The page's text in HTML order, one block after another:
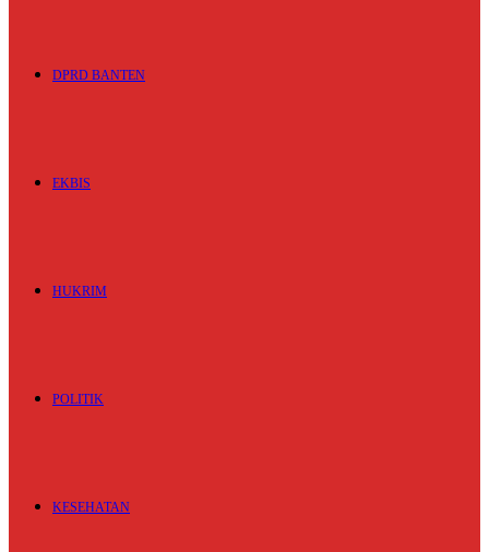
DPRD BANTEN
EKBIS
HUKRIM
POLITIK
KESEHATAN